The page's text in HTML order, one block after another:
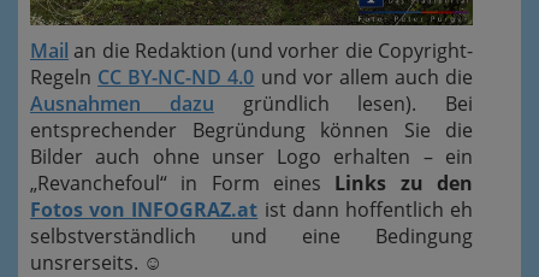
Mail an die Redaktion (und vorher die Copyright-
Regeln CC BY-NC-ND 4.0 und vor allem auch die
Ausnahmen dazu gründlich lesen). Bei
entsprechender Begründung können Sie die
Bilder auch ohne unser Logo erhalten – ein
„Revanchefoul“ in Form eines Links zu den
Fotos von INFOGRAZ.at ist dann hoffentlich eh
selbstverständlich und eine Bedingung
unsrerseits. ☺